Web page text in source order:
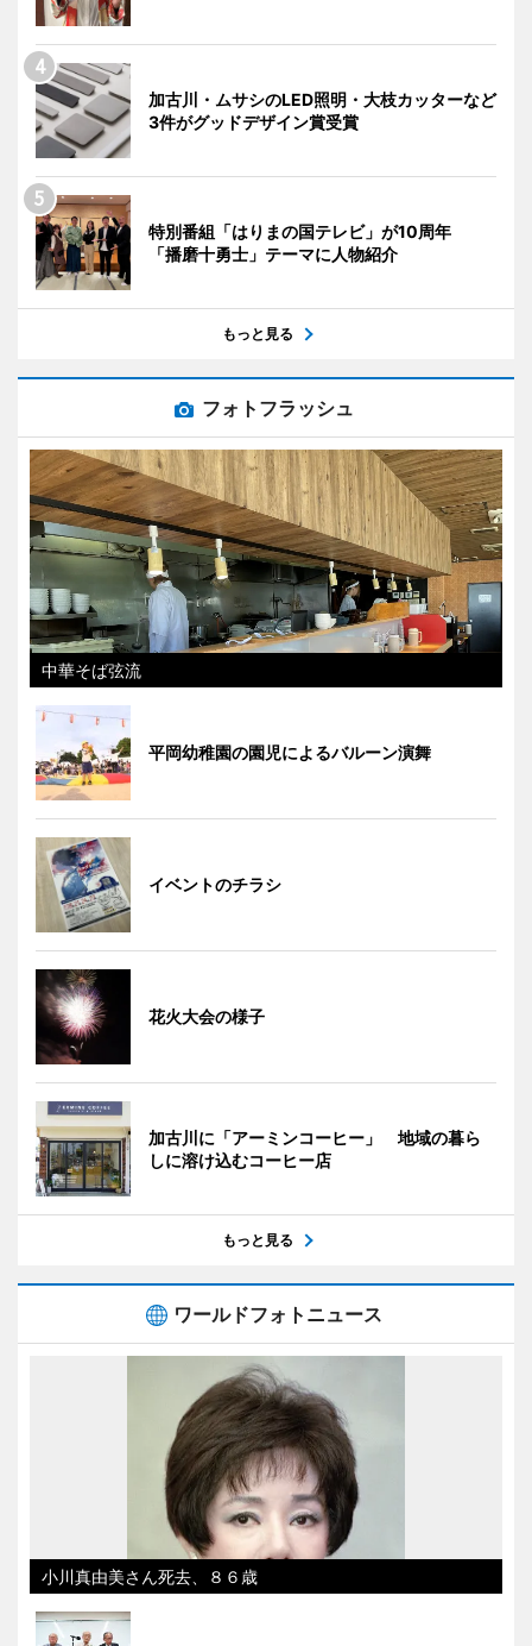
加古川・ムサシのLED照明・大枝カッターなど
3件がグッドデザイン賞受賞
特別番組「はりまの国テレビ」が10周年
「播磨十勇士」テーマに人物紹介
もっと見る
フォトフラッシュ
中華そば弦流
平岡幼稚園の園児によるバルーン演舞
イベントのチラシ
花火大会の様子
加古川に「アーミンコーヒー」 地域の暮ら
しに溶け込むコーヒー店
もっと見る
ワールドフォトニュース
小川真由美さん死去、８６歳